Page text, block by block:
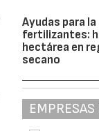
Ayudas para
fertilizantes:
hectárea en
secano
EMPRESAS